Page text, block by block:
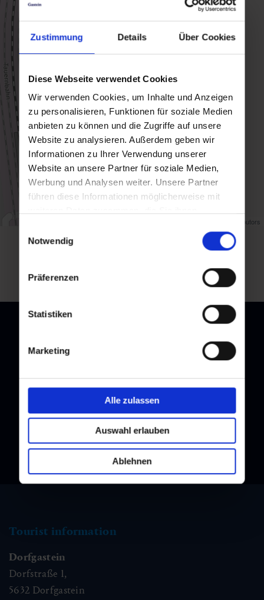
Zustimmung Details Über Cookies
Diese Webseite verwendet Cookies
Wir verwenden Cookies, um Inhalte und Anzeigen
zu personalisieren, Funktionen für soziale Medien
anbieten zu können und die Zugriffe auf unsere
Website zu analysieren. Außerdem geben wir
Informationen zu Ihrer Verwendung unserer
Website an unsere Partner für soziale Medien,
Werbung und Analysen weiter. Unsere Partner
führen diese Informationen möglicherweise mit
Nutzung der Dienste gesammelt haben.
Notwendig
Präferenzen
Statistiken
Marketing
Alle zulassen
Auswahl erlauben
Ablehnen
contributors
Subscribe to our newsletter and stay up to date!
Tourist information
Dorfgastein
Dorfstraße 1,
5632 Dorfgastein